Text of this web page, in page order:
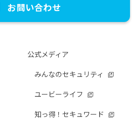
お問い合わせ
公式メディア
みんなのセキュリティ
ユービーライフ
知っ得！セキュワード